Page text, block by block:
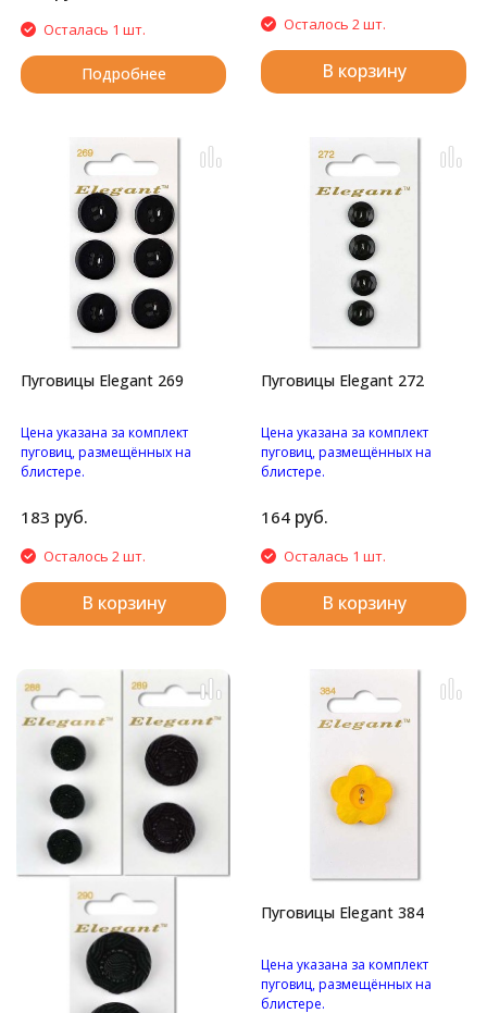
Осталась 1 шт.
Подробнее
Осталось 2 шт.
В корзину
Пуговицы Elegant 269
Цена указана за комплект
пуговиц, размещённых на
блистере.
отверстиями.
183 руб.
Осталось 2 шт.
В корзину
Пуговицы Elegant 272
Цена указана за комплект
пуговиц, размещённых на
блистере.
отверстиями.
164 руб.
Осталась 1 шт.
В корзину
Пуговицы Elegant 384
Цена указана за комплект
пуговиц, размещённых на
блистере.